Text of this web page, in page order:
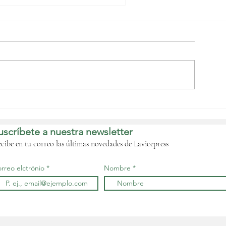
de forma
la crisis que
a nuestra newsletter
en tu correo las últimas novedades de Lavicepress
elctrónio Nombre